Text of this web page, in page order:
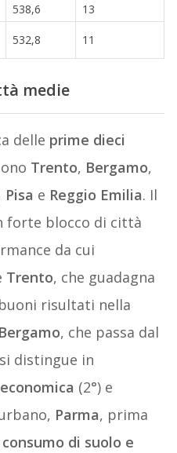
538,6 13
532,8 11
medie
delle prime dieci
Trento, Bergamo,
Pisa e Reggio Emilia. Il
forte blocco di città
da cui
Trento, che guadagna
risultati nella
Bergamo, che passa dal
distingue in
(2°) e
Parma, prima
consumo di suolo e